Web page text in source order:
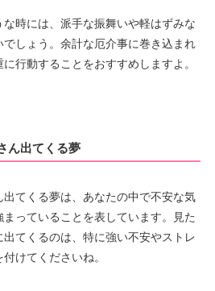
時には、派手な振舞いや軽はずみな
しょう。余計な厄介事に巻き込まれ
行動することをおすすめしますよ。
ん出てくる夢
出てくる夢は、あなたの中で不安な気
っていることを表しています。見た
てくるのは、特に強い不安やストレ
けてくださいね。